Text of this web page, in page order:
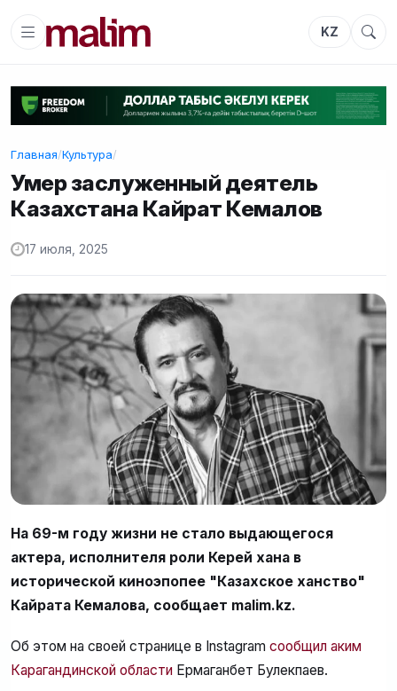
KZ
Главная/Культура/
Умер заслуженный деятель
Казахстана Кайрат Кемалов
17 июля, 2025
На 69-м году жизни не стало выдающегося
актера, исполнителя роли Керей хана в
исторической киноэпопее "Казахское ханство"
Кайрата Кемалова, сообщает malim.kz.
Об этом на своей странице в Instagram сообщил аким
Карагандинской области Ермаганбет Булекпаев.